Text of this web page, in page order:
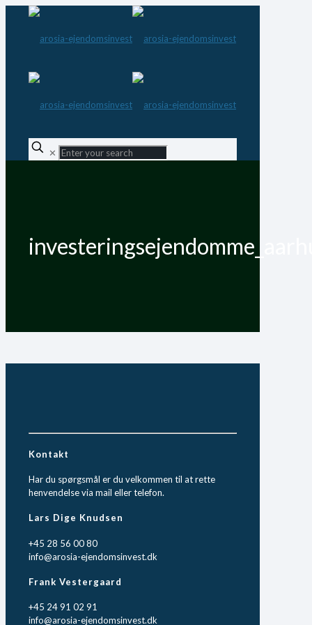
✕
Kontakt
Har du spørgsmål er du velkommen til at rette
henvendelse via mail eller telefon.
Lars Dige Knudsen
+45 28 56 00 80
info@arosia-ejendomsinvest.dk
Frank Vestergaard
+45 24 91 02 91
info@arosia-ejendomsinvest.dk